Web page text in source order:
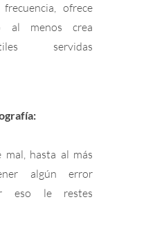
ofrece
al menos crea
servidas
hasta al más
algún error
eso le restes